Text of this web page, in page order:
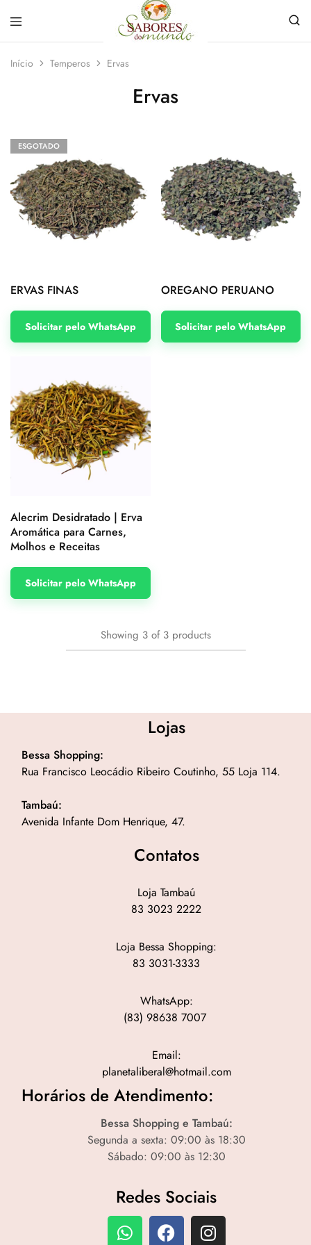
do
Mundo
loja
de
Início Temperos Ervas
Ervas
ESGOTADO
ERVAS FINAS
Solicitar pelo WhatsApp
OREGANO PERUANO
Solicitar pelo WhatsApp
Alecrim Desidratado | Erva
Aromática para Carnes,
Molhos e Receitas
Solicitar pelo WhatsApp
Showing 3 of 3 products
Lojas
Bessa Shopping:
Rua Francisco Leocádio Ribeiro Coutinho, 55 Loja 114.
Tambaú:
Avenida Infante Dom Henrique, 47.
Contatos
Loja Tambaú
83 3023 2222
Loja Bessa Shopping:
83 3031-3333
WhatsApp:
(83) 98638 7007
Email:
planetaliberal@hotmail.com
Horários de Atendimento:
Bessa Shopping e Tambaú:
Segunda a sexta: 09:00 às 18:30
Sábado: 09:00 às 12:30
Redes Sociais